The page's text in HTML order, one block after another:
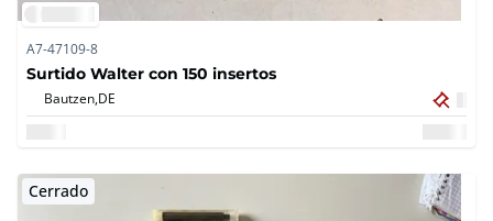
A7-47109-8
Surtido Walter con 150 insertos
Bautzen,DE
Cerrado